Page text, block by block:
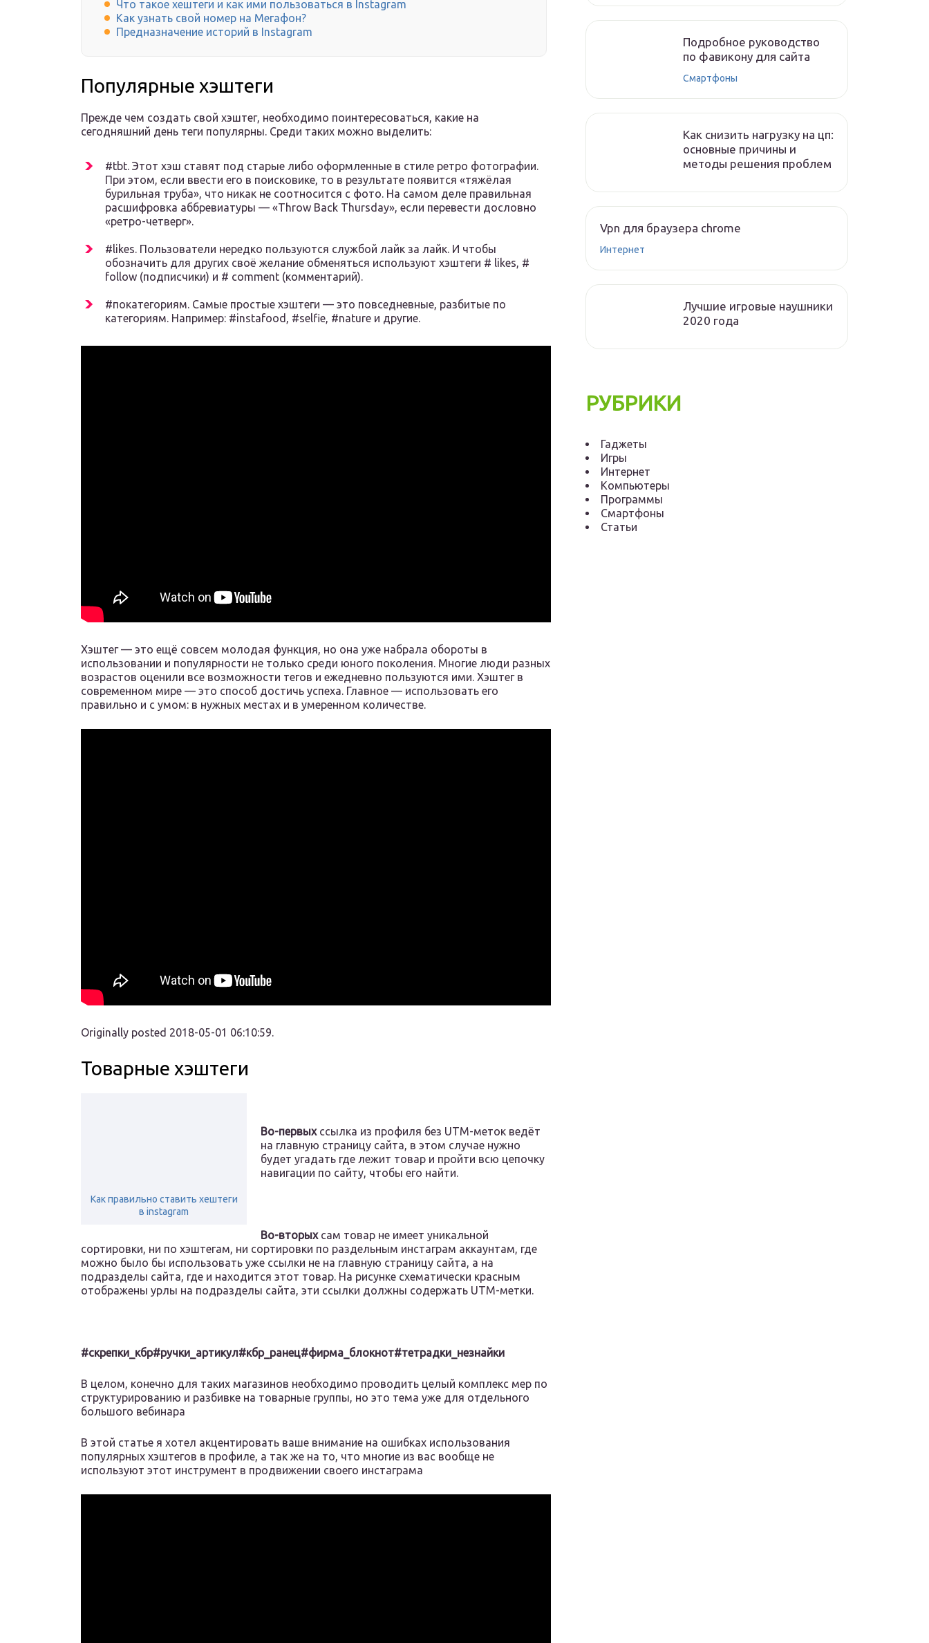
Что такое хештеги и как ими пользоваться в Instagram
Как узнать свой номер на Мегафон?
Предназначение историй в Instagram
Популярные хэштеги
Прежде чем создать свой хэштег, необходимо поинтересоваться, какие на
сегодняшний день теги популярны. Среди таких можно выделить:
#tbt. Этот хэш ставят под старые либо оформленные в стиле ретро фотографии.
При этом, если ввести его в поисковике, то в результате появится «тяжёлая
бурильная труба», что никак не соотносится с фото. На самом деле правильная
расшифровка аббревиатуры — «Throw Back Thursday», если перевести дословно
«ретро-четверг».
#likes. Пользователи нередко пользуются службой лайк за лайк. И чтобы
обозначить для других своё желание обменяться используют хэштеги # likes, #
follow (подписчики) и # comment (комментарий).
#покатегориям. Самые простые хэштеги — это повседневные, разбитые по
категориям. Например: #instafood, #selfie, #nature и другие.
Хэштег — это ещё совсем молодая функция, но она уже набрала обороты в
использовании и популярности не только среди юного поколения. Многие люди разных
возрастов оценили все возможности тегов и ежедневно пользуются ими. Хэштег в
современном мире — это способ достичь успеха. Главное — использовать его
правильно и с умом: в нужных местах и в умеренном количестве.
Originally posted 2018-05-01 06:10:59.
Товарные хэштеги
Как правильно ставить хештеги
в instagram
Во-первыхссылка из профиля без UTM-меток ведёт
на главную страницу сайта, в этом случае нужно
будет угадать где лежит товар и пройти всю цепочку
навигации по сайту, чтобы его найти.
Во-вторыхсам товар не имеет уникальной
сортировки, ни по хэштегам, ни сортировки по раздельным инстаграм аккаунтам, где
можно было бы использовать уже ссылки не на главную страницу сайта, а на
подразделы сайта, где и находится этот товар. На рисунке схематически красным
отображены урлы на подразделы сайта, эти ссылки должны содержать UTM-метки.
#скрепки_кбр#ручки_артикул#кбр_ранец#фирма_блокнот#тетрадки_незнайки
В целом, конечно для таких магазинов необходимо проводить целый комплекс мер по
структурированию и разбивке на товарные группы, но это тема уже для отдельного
большого вебинара
В этой статье я хотел акцентировать ваше внимание на ошибках использования
популярных хэштегов в профиле, а так же на то, что многие из вас вообще не
используют этот инструмент в продвижении своего инстаграма
Подробное руководство
по фавикону для сайта
Смартфоны
Как снизить нагрузку на цп:
основные причины и
методы решения проблем
Vpn для браузера chrome
Интернет
Лучшие игровые наушники
2020 года
РУБРИКИ
Гаджеты
Игры
Интернет
Компьютеры
Программы
Смартфоны
Статьи